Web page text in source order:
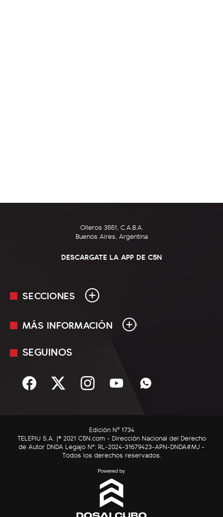
Olleros 3551, C.A.B.A.
Buenos Aires, Argentina
DESCARGATE LA APP DE C5N
SECCIONES
En Vivo
Sociedad
C5N Autos
RatingCero
MÁS INFORMACIÓN
Mediakit
Términos y condiciones
SEGUINOS
Edición Nº 1734
TELEPIU S.A. |© 2021 C5N.com - Dirección Nacional del Derecho
de Autor DNDA Legajo N°: RL-2024-31679423-APN-DNDA#MJ -
Todos los derechos reservados.